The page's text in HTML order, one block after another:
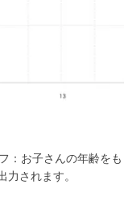
：お子さんの年齢を
力されます。